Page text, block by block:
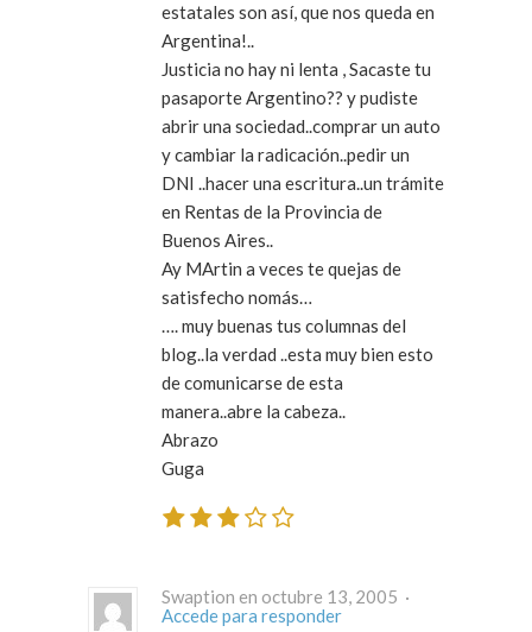
estatales son así, que nos queda en
Argentina!..
Justicia no hay ni lenta , Sacaste tu
pasaporte Argentino?? y pudiste
abrir una sociedad..comprar un auto
y cambiar la radicación..pedir un
DNI ..hacer una escritura..un trámite
en Rentas de la Provincia de
Buenos Aires..
Ay MArtin a veces te quejas de
satisfecho nomás…
…. muy buenas tus columnas del
blog..la verdad ..esta muy bien esto
de comunicarse de esta
manera..abre la cabeza..
Abrazo
Guga
Swaption en octubre 13, 2005 ·
Accede para responder